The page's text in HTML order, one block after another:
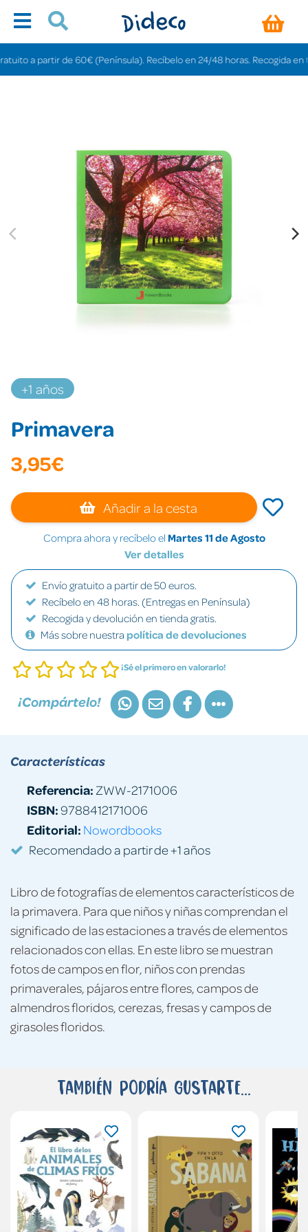
a partir de 60€ (Península). Recíbelo en 24/48 horas. Recogida en
+1 años
Primavera
3,95€
Añadir a la cesta
Compra ahora y recíbelo el Martes 11 de Agosto
Ver detalles
Envío gratuito a partir de 50 euros.
Recíbelo en 48 horas. (Entregas en Península)
Recogida y devolución en tienda gratis.
Más sobre nuestra política de devoluciones
¡Sé el primero en valorarlo!
¡Compártelo!
Libro de fotografías de elementos característicos de
la primavera. Para que niños y niñas comprendan el
significado de las estaciones a través de elementos
relacionados con ellas. En este libro se muestran
fotos de campos en flor, niños con prendas
primaverales, pájaros entre flores, campos de
almendros floridos, cerezas, fresas y campos de
girasoles floridos.
Características
Referencia: ZWW-2171006
ISBN:9788412171006
Editorial: Nowordbooks
Recomendado a partir de +1 años
También podría gustarte...